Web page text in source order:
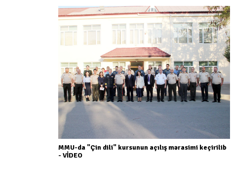
MMU-da "Çin dili" kursunun açılış mərasimi keçirilib
- VİDEO